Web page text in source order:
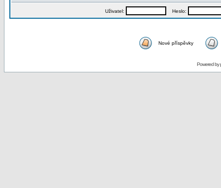
Uživatel: Heslo:
Nové příspěvky
Powered by